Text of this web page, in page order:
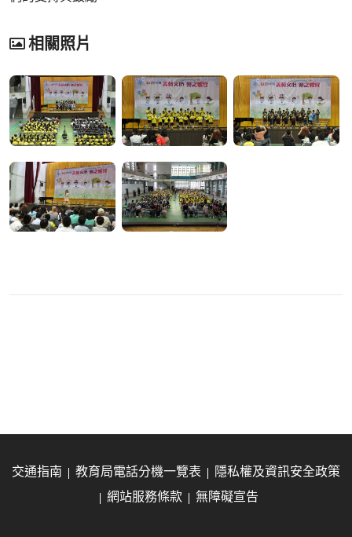
相關照片
交通指南 教育局電話分機一覽表
隱私權及資訊安全政策
網站服務條款
無障礙宣告